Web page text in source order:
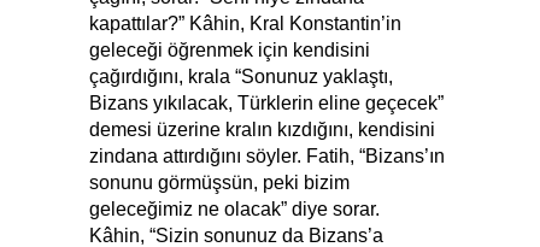
kapattılar?” Kâhin, Kral Konstantin’in
geleceği öğrenmek için kendisini
çağırdığını, krala “Sonunuz yaklaştı,
Bizans yıkılacak, Türklerin eline geçecek”
demesi üzerine kralın kızdığını, kendisini
zindana attırdığını söyler. Fatih, “Bizans’ın
sonunu görmüşsün, peki bizim
geleceğimiz ne olacak” diye sorar.
Kâhin, “Sizin sonunuz da Bizans’a